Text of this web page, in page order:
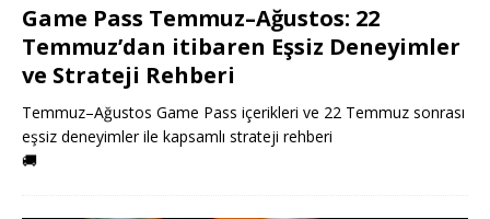
Game Pass Temmuz–Ağustos: 22
Temmuz’dan itibaren Eşsiz Deneyimler
ve Strateji Rehberi
Temmuz–Ağustos Game Pass içerikleri ve 22 Temmuz sonrası
eşsiz deneyimler ile kapsamlı strateji rehberi
🚚